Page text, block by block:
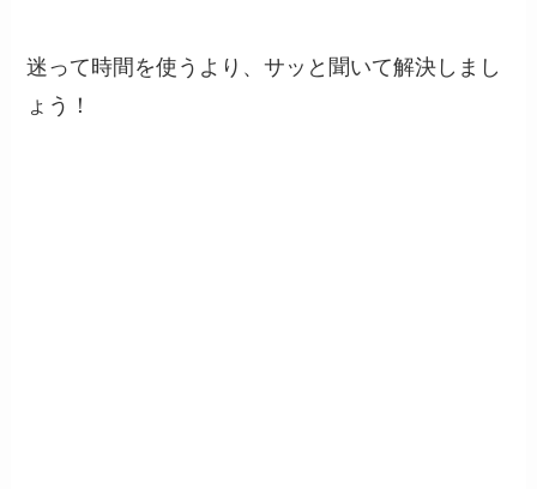
迷って時間を使うより、サッと聞いて解決しまし
ょう！